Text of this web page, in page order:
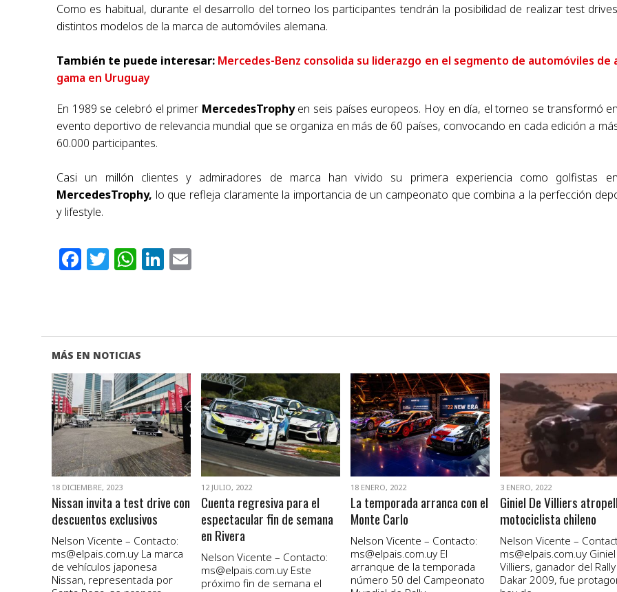
Como es habitual, durante el desarrollo del torneo los participantes tendrán la posibilidad de realizar test
distintos modelos de la marca de automóviles alemana.
También te puede interesar: Mercedes-Benz consolida su liderazgo en el segmento de automóviles de
gama en Uruguay
En 1989 se celebró el primer MercedesTrophyen seis países europeos. Hoy en día, el torneo se transformó
evento deportivo de relevancia mundial que se organiza en más de 60 países, convocando en cada edición a
60.000 participantes.
Casi un millón clientes y admiradores de marca han vivido su primera experiencia como golfistas
MercedesTrophy, lo que refleja claramente la importancia de un campeonato que combina a la perfección
y lifestyle.
Facebook
Twitter
WhatsApp
LinkedIn
MÁS EN NOTICIAS
VER NOTA
18 DICIEMBRE, 2023
Nissan invita a test drive con
descuentos exclusivos
Nelson Vicente – Contacto:
ms@elpais.com.uyLa marca
de vehículos japonesa
Nissan, representada por
VER NOTA
12 JULIO, 2022
Cuenta regresiva para el
espectacular fin de semana
en Rivera
Nelson Vicente – Contacto:
ms@elpais.com.uyEste
próximo fin de semana el
VER NOTA
18 ENERO, 2022
La temporada arranca con el
Monte Carlo
Nelson Vicente – Contacto:
ms@elpais.com.uyEl
arranque de la temporada
número 50 del Campeonato
VER NOTA
3 ENERO, 2022
Giniel De Villiers
motociclista chileno
Nelson Vicente –
ms@elpais.com.uy
Villiers, ganador del Rally
Dakar 2009, fue